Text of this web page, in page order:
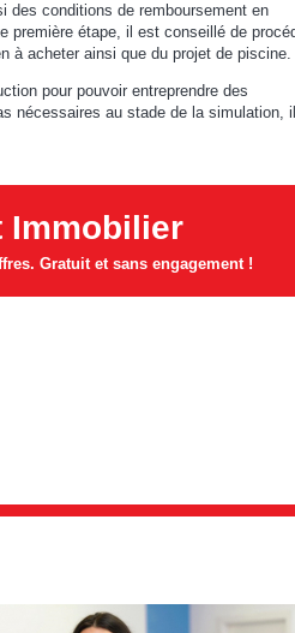
des conditions de remboursement en
première étape, il est conseillé de
à acheter ainsi que du projet de piscine.
pour pouvoir entreprendre des
nécessaires au stade de la simulation,
Immobilier
Gratuit et sans engagement !